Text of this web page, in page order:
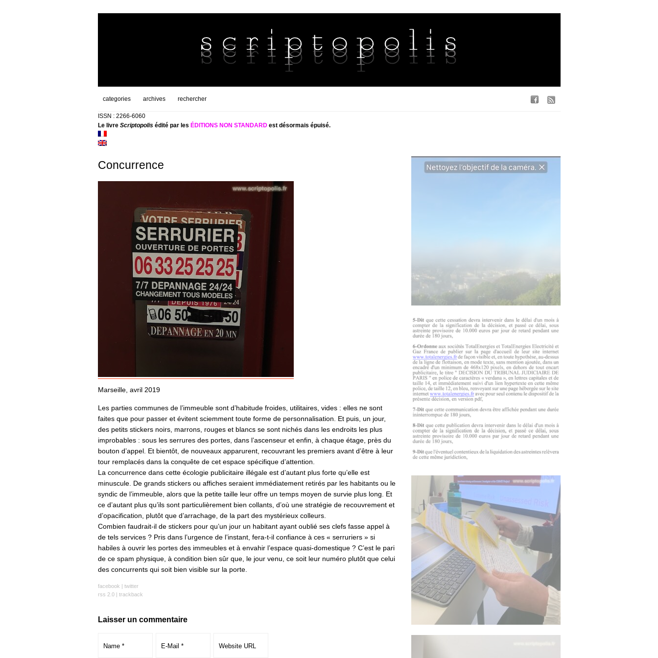
categories archives rechercher
ISSN : 2266-6060
Le livre Scriptopolisédité par les ÉDITIONS NON STANDARDest désormais épuisé.
Concurrence
Marseille, avril 2019
Les parties communes de l’immeuble sont d’habitude froides, utilitaires, vides : elles ne sont
faites que pour passer et évitent sciemment toute forme de personnalisation. Et puis, un jour,
des petits stickers noirs, marrons, rouges et blancs se sont nichés dans les endroits les plus
improbables : sous les serrures des portes, dans l’ascenseur et enfin, à chaque étage, près du
bouton d’appel. Et bientôt, de nouveaux apparurent, recouvrant les premiers avant d’être à leur
tour remplacés dans la conquête de cet espace spécifique d’attention.
La concurrence dans cette écologie publicitaire illégale est d’autant plus forte qu’elle est
minuscule. De grands stickers ou affiches seraient immédiatement retirés par les habitants ou le
syndic de l’immeuble, alors que la petite taille leur offre un temps moyen de survie plus long. Et
ce d’autant plus qu’ils sont particulièrement bien collants, d’où une stratégie de recouvrement et
d’opacification, plutôt que d’arrachage, de la part des mystérieux colleurs.
Combien faudrait-il de stickers pour qu’un jour un habitant ayant oublié ses clefs fasse appel à
de tels services ? Pris dans l’urgence de l’instant, fera-t-il confiance à ces « serruriers » si
habiles à ouvrir les portes des immeubles et à envahir l’espace quasi-domestique ? C’est le pari
de ce spam physique, à condition bien sûr que, le jour venu, ce soit leur numéro plutôt que celui
des concurrents qui soit bien visible sur la porte.
facebook | twitter
rss 2.0| trackback
Laisser un commentaire